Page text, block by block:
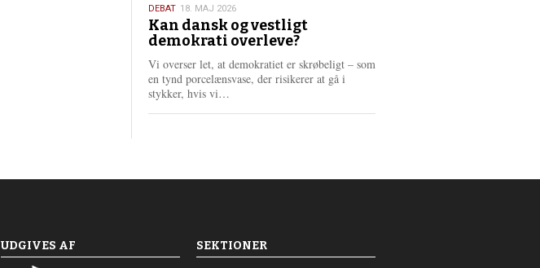
18.
maj
2026
DEBAT 18. MAJ 2026
Kan dansk og vestligt
demokrati overleve?
Vi overser let, at demokratiet er skrøbeligt – som
en tynd porcelænsvase, der risikerer at gå i
stykker, hvis vi…
e
UDGIVES AF SEKTIONER